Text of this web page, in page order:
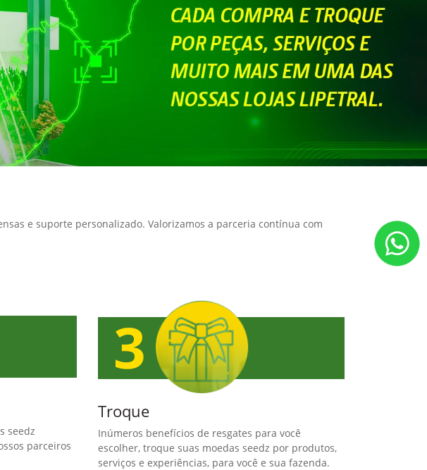
e suporte personalizado. Valorizamos a parceria contínua com
seedz
parceiros
Troque
Inúmeros benefícios de resgates para você
escolher, troque suas moedas seedz por produtos,
serviços e experiências, para você e sua fazenda.